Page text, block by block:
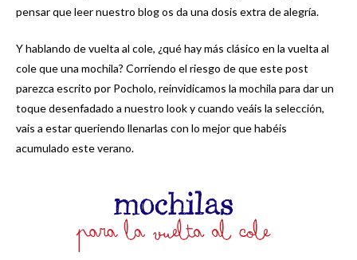
pensar que leer nuestro blog os da una dosis extra de alegría.
Y hablando de vuelta al cole, ¿qué hay más clásico en la vuelta al
cole que una mochila? Corriendo el riesgo de que este post
parezca escrito por Pocholo, reinvidicamos la mochila para dar un
toque desenfadado a nuestro look y cuando veáis la selección,
vais a estar queriendo llenarlas con lo mejor que habéis
acumulado este verano.